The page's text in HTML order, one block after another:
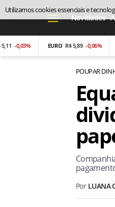
Novidades
0,03% R$ 5,89 -0,06%
POUPAR
Por LUANA
Utilizamos cookies essenciais e